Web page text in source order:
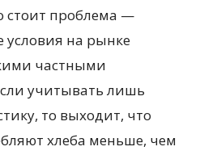
стоит проблема —
условия на рынке
частными
учитывать лишь
то выходит, что
хлеба меньше, чем